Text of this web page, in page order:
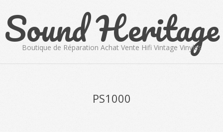
content
Sound Heritage
Boutique de Réparation Achat Vente Hifi Vintage Vinyles
PS1000